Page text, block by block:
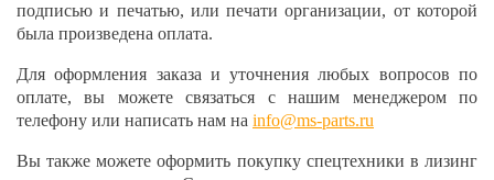
подписью и печатью, или печати организации, от которой
была произведена оплата.
Для оформления заказа и уточнения любых вопросов по
оплате, вы можете связаться с нашим менеджером по
телефону или написать нам на info@ms-parts.ru
Вы также можете оформить покупку спецтехники в лизинг